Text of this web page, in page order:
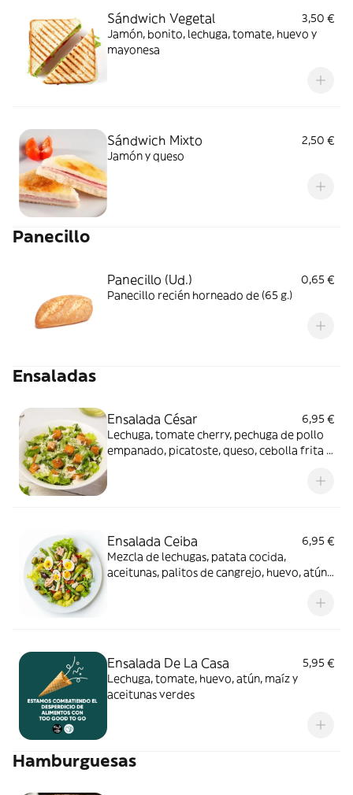
Sándwich Vegetal
3,50 €
Jamón, bonito, lechuga, tomate, huevo y
mayonesa
Sándwich Mixto
2,50 €
Jamón y queso
Panecillo
Panecillo (Ud.)
0,65 €
Panecillo recién horneado de (65 g.)
Ensaladas
Ensalada César
6,95 €
Lechuga, tomate cherry, pechuga de pollo
empanado, picatoste, queso, cebolla frita y
Ensalada Ceiba
6,95 €
Mezcla de lechugas, patata cocida,
aceitunas, palitos de cangrejo, huevo, atún
Ensalada De La Casa
5,95 €
Lechuga, tomate, huevo, atún, maíz y
aceitunas verdes
Hamburguesas